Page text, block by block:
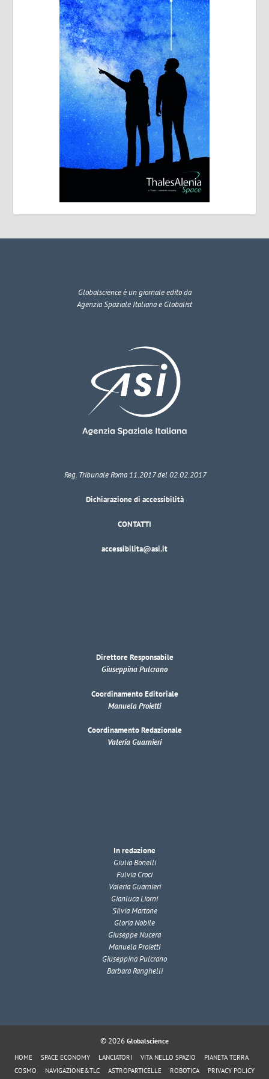
Globalscienceè un giornale edito da
Agenzia Spaziale Italiana e Globalist
Reg. Tribunale Roma 11.2017 del 02.02.2017
Dichiarazione di accessibilità
CONTATTI
accessibilita@asi.it
Direttore Responsabile
Giuseppina Pulcrano
Coordinamento Editoriale
Manuela Proietti
Coordinamento Redazionale
Valeria Guarnieri
In redazione
Giulia Bonelli
Fulvia Croci
Valeria Guarnieri
Gianluca Liorni
Silvia Martone
Gloria Nobile
Giuseppe Nucera
Manuela Proietti
Giuseppina Pulcrano
Barbara Ranghelli
© 2026 Globalscience
HOME SPACE ECONOMY LANCIATORI VITA NELLO SPAZIO
PIANETA TERRA
COSMO
NAVIGAZIONE&TLC ASTROPARTICELLE ROBOTICA PRIVACY POLICY